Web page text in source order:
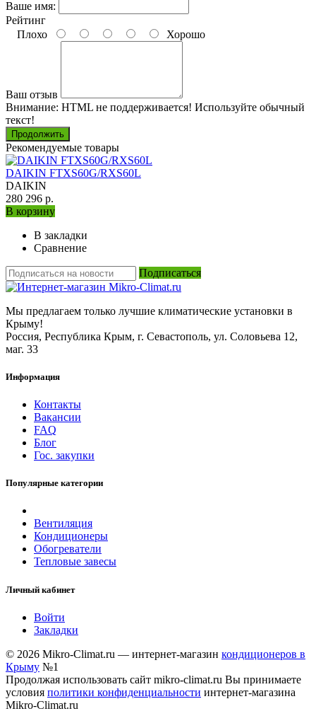
Ваше имя:
Рейтинг
Плохо
Хорошо
Ваш отзыв
Внимание: HTML не поддерживается! Используйте обычный
текст!
Продолжить
Рекомендуемые товары
DAIKIN FTXS60G/RXS60L
DAIKIN
280 296 р.
В корзину
В закладки
Сравнение
Подписаться
Мы предлагаем только лучшие климатические установки в
Крыму!
Россия, Республика Крым, г. Севастополь, ул. Соловьева 12,
маг. 33
Информация
Контакты
Вакансии
FAQ
Блог
Гос. закупки
Популярные категории
Вентиляция
Кондиционеры
Обогреватели
Тепловые завесы
Личный кабинет
Войти
Закладки
© 2026 Mikro-Climat.ru — интернет-магазин кондиционеров в
Крыму №1
Продолжая использовать сайт mikro-climat.ru Вы принимаете
условия политики конфиденциальности интернет-магазина
Mikro-Climat.ru